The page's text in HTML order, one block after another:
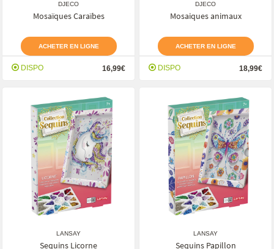
DJECO
Mosaïques Caraïbes
ACHETER EN LIGNE
DISPO 16,99€
DJECO
Mosaiques animaux
ACHETER EN LIGNE
DISPO 18,99€
LANSAY
Sequins Licorne
LANSAY
Sequins Papillon